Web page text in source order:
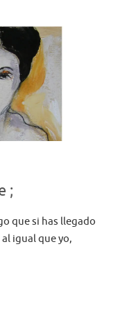
;
que si has llegado
igual que yo,